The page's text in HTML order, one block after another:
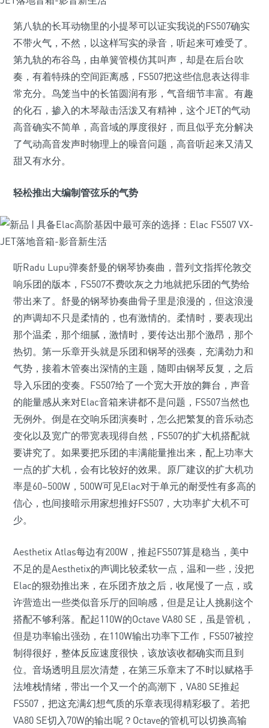
第八轨的长耳动物里的小提琴可以证实我说的FS507确实
不带火气，不然，以这样写实的录音，听起来可难受了。
第九轨的布谷鸟，由单簧管模仿其叫声，却是在后台吹
奏，有着特殊的空间距离感，FS507把这些信息表达得非
常充分。鸟笼当中的长笛圆润有形，气音细节丰富。有趣
的化石，掺入的木琴敲击活泼又有精神，这个JET的气动
高音确实不简单，高音域的厚度很好，而且似乎充分解决
了气动高音发声时物理上的噪音问题，高音听起来又清又
甜又有水分。
轻松推出大编制管弦乐的气势
听Radu Lupu弹奏舒曼的钢琴协奏曲，普列文指挥伦敦交
响乐团的版本，FS507不费吹灰之力地就把乐团的气势给
带出来了。舒曼的钢琴协奏曲骨子里是浪漫的，但这浪漫
的声调却不只是柔情的，也有激情的。柔情时，要表现出
那个温柔，那个细腻，激情时，要传达出那个激昂，那个
热切。第一乐章开头就是乐团和钢琴的强奏，充满劲力和
气势，接着木管奏出深情的主题，随即由钢琴反复，之后
导入乐团的变奏。FS507给了一个宽大开放的舞台，声音
的能量感从来对Elac音箱来讲都不是问题，FS507当然也
无例外。倒是在交响乐团演奏时，怎么把繁复的音乐动态
变化以及宽广的带宽表现得自然，FS507的扩大机搭配就
要讲究了。如果要把乐团的丰满能量推出来，配上功率大
一点的扩大机，会有比较好的效果。原厂建议的扩大机功
率是60~500W，500W可见Elac对于单元的耐受性有多高的
信心，也间接暗示用家想推好FS507，大功率扩大机不可
少。
Aesthetix Atlas每边有200W，推起FS507算是稳当，美中
不足的是Aesthetix的声调比较柔软一点，温和一些，没把
Elac的狠劲推出来，在乐团齐放之后，收尾慢了一点，或
许营造出一些类似音乐厅的回响感，但是足让人挑剔这个
搭配不够利落。配起110W的Octave VA80 SE，虽是管机，
但是功率输出强劲，在110W输出功率下工作，FS507被控
制得很好，整体反应速度很快，该放该收都确实而且到
位。音场透明且层次清楚，在第三乐章末了不时以赋格手
法堆栈情绪，带出一个又一个的高潮下，VA80 SE推起
FS507，把这充满幻想气质的乐章表现得精彩极了。若把
VA80 SE切入70W的输出呢？Octave的管机可以切换高输